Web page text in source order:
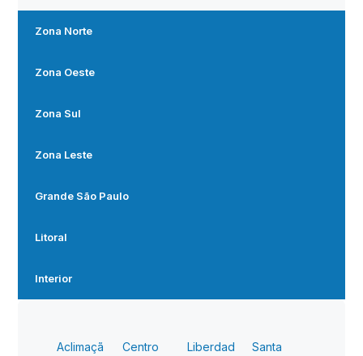
Zona Norte
Zona Oeste
Zona Sul
Zona Leste
Grande São Paulo
Litoral
Interior
Aclimaçã
Centro
Liberdad
Santa